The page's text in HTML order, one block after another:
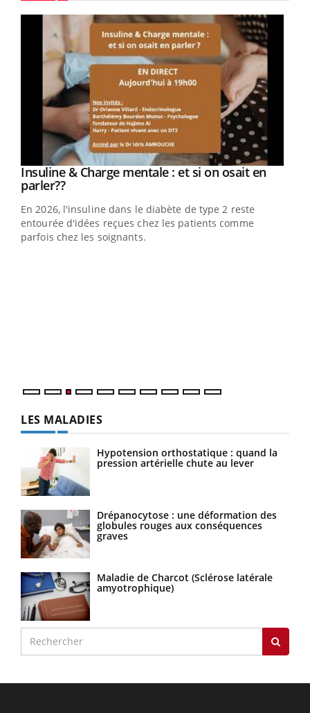
Youtube
Insuline & Charge mentale : et si on osait en
parler??Youtube
En 2026, l'insuline dans le diabète de type 2 reste
entourée d'idées reçues chez les patients comme
parfois chez les soignants.
LES MALADIES
Hypotension orthostatique : quand la
pression artérielle chute au lever
Drépanocytose : une déformation des
globules rouges aux conséquences
graves
Maladie de Charcot (Sclérose latérale
amyotrophique)